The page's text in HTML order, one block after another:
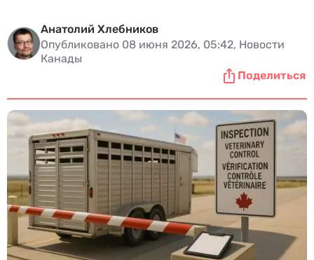
Анатолий Хлебников
Опубликовано 08 июня 2026, 05:42, Новости
Канады
Поделиться